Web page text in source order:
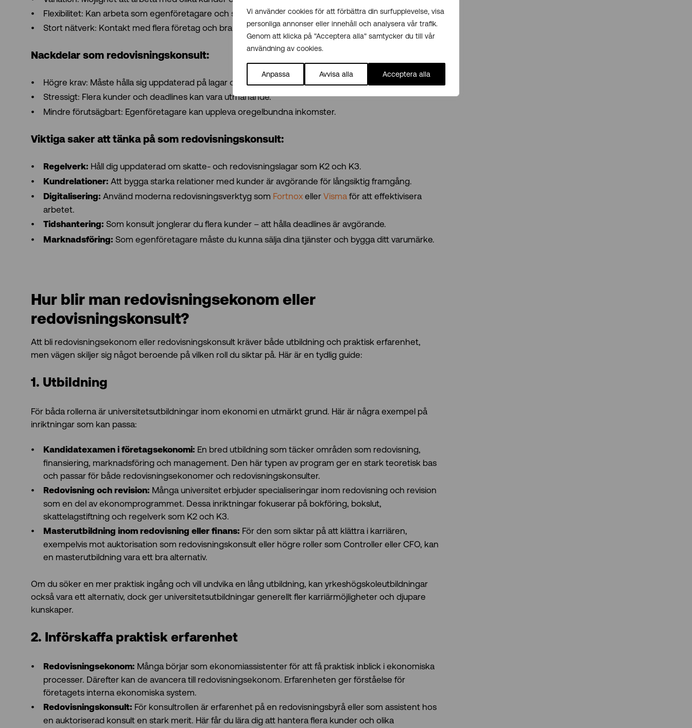
Vi använder cookies för att förbättra din surfupplevelse, visa
personliga annonser eller innehåll och analysera vår trafik.
Genom att klicka på "Acceptera alla" samtycker du till vår
användning av cookies.
Anpassa Avvisa alla Acceptera alla
Flexibilitet: Kan arbeta som egenföretagare och själv styra sin tid.
Stort nätverk: Kontakt med flera företag och branscher ger bredare erfarenhet.
Nackdelar som redovisningskonsult:
Högre krav: Måste hålla sig uppdaterad på lagar och regler.
Stressigt: Flera kunder och deadlines kan vara utmanande.
Mindre förutsägbart: Egenföretagare kan uppleva oregelbundna inkomster.
Viktiga saker att tänka på som redovisningskonsult:
Regelverk: Håll dig uppdaterad om skatte- och redovisningslagar som K2 och K3.
Kundrelationer: Att bygga starka relationer med kunder är avgörande för långsiktig framgång.
Digitalisering: Använd moderna redovisningsverktyg som Fortnox eller Visma för att effektivisera
arbetet.
Tidshantering: Som konsult jonglerar du flera kunder – att hålla deadlines är avgörande.
Marknadsföring: Som egenföretagare måste du kunna sälja dina tjänster och bygga ditt varumärke.
Hur blir man redovisningsekonom eller
redovisningskonsult?
Att bli redovisningsekonom eller redovisningskonsult kräver både utbildning och praktisk erfarenhet,
men vägen skiljer sig något beroende på vilken roll du siktar på. Här är en tydlig guide:
1. Utbildning
För båda rollerna är universitetsutbildningar inom ekonomi en utmärkt grund. Här är några exempel på
inriktningar som kan passa:
Kandidatexamen i företagsekonomi: En bred utbildning som täcker områden som redovisning,
finansiering, marknadsföring och management. Den här typen av program ger en stark teoretisk bas
och passar för både redovisningsekonomer och redovisningskonsulter.
Redovisning och revision: Många universitet erbjuder specialiseringar inom redovisning och revision
som en del av ekonomprogrammet. Dessa inriktningar fokuserar på bokföring, bokslut,
skattelagstiftning och regelverk som K2 och K3.
Masterutbildning inom redovisning eller finans: För den som siktar på att klättra i karriären,
exempelvis mot auktorisation som redovisningskonsult eller högre roller som Controller eller CFO, kan
en masterutbildning vara ett bra alternativ.
Om du söker en mer praktisk ingång och vill undvika en lång utbildning, kan yrkeshögskoleutbildningar
också vara ett alternativ, dock ger universitetsutbildningar generellt fler karriärmöjligheter och djupare
kunskaper.
2. Införskaffa praktisk erfarenhet
Redovisningsekonom: Många börjar som ekonomiassistenter för att få praktisk inblick i ekonomiska
processer. Därefter kan de avancera till redovisningsekonom. Erfarenheten ger förståelse för
företagets interna ekonomiska system.
Redovisningskonsult: För konsultrollen är erfarenhet på en redovisningsbyrå eller som assistent hos
en auktoriserad konsult en stark merit. Här får du lära dig att hantera flera kunder och olika